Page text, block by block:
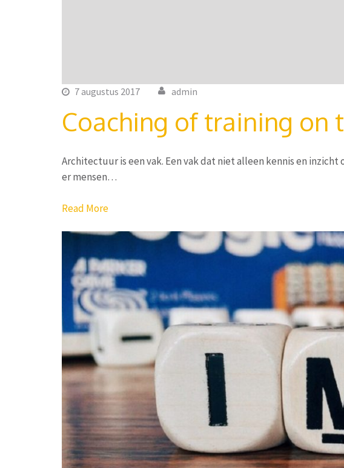
7 augustus 2017 admin
Coaching of training on
Architectuur is een vak. Een vak dat niet alleen kennis en
er mensen…
Read More